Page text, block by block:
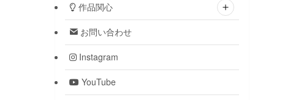
作品関心
お問い合わせ
Instagram
YouTube